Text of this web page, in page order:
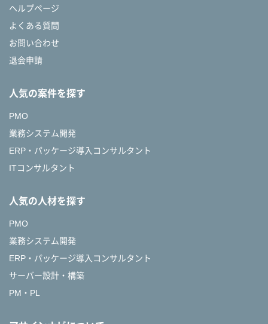
ヘルプページ
よくある質問
お問い合わせ
退会申請
人気の案件を探す
PMO
業務システム開発
ERP・パッケージ導入コンサルタント
ITコンサルタント
人気の人材を探す
PMO
業務システム開発
ERP・パッケージ導入コンサルタント
サーバー設計・構築
PM・PL